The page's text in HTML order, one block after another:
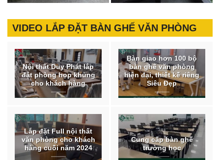
VIDEO LẮP ĐẶT BÀN GHẾ VĂN PHÒNG
Nội thất Duy Phát lắp
đặt phòng họp khủng
cho khách hàng
Bàn giao hơn 100 bộ
bàn ghế văn phòng
hiện đại, thiết kế riêng
Siêu Đẹp
Lắp đặt Full nội thất
văn phòng cho khách
hàng cuối năm 2024
Cung cấp bàn ghế
trường học